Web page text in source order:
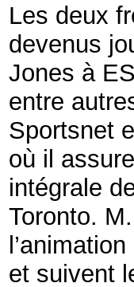
Les deux
devenus
Jones à
entre
Sportsnet
où il
intégrale
Toronto.
et suivent